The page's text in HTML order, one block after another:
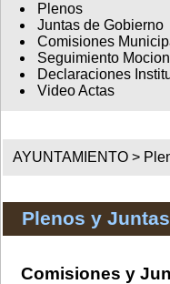
Plenos
Juntas de Gobierno
Comisiones
Seguimiento
Declaraciones
Video Actas
AYUNTAMIENTO >
Plenos y
Comisiones y